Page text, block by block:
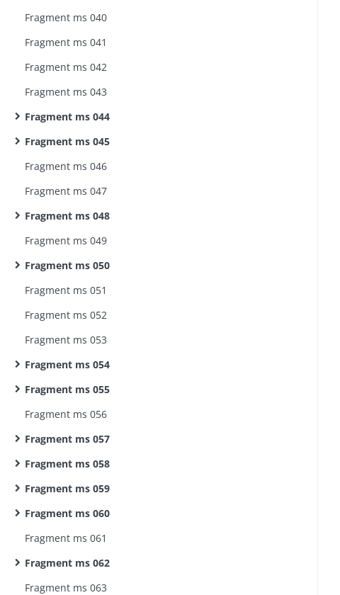
Fragment ms 040
Fragment ms 041
Fragment ms 042
Fragment ms 043
Fragment ms 044
Fragment ms 045
Fragment ms 046
Fragment ms 047
Fragment ms 048
Fragment ms 049
Fragment ms 050
Fragment ms 051
Fragment ms 052
Fragment ms 053
Fragment ms 054
Fragment ms 055
Fragment ms 056
Fragment ms 057
Fragment ms 058
Fragment ms 059
Fragment ms 060
Fragment ms 061
Fragment ms 062
Fragment ms 063